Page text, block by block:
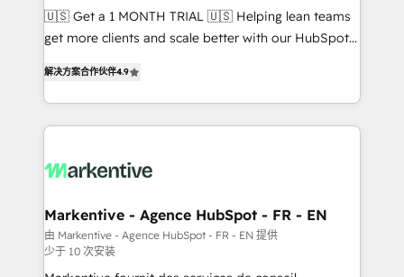
Build high-performing websites with UX, messaging,
& conversion strategy that drive results. 🤖AI
AI, & maximize AEO with tailored AI services. 🧩
Integrations: Extend HubSpot with custom
🇺🇸 Get a 1 MONTH TRIAL 🇺🇸 Helping lean teams
get more clients and scale better with our HubSpot
Work With 🚀 We help lean, growing companies: -
Win more business - Reduce no-shows - Improve
lead & deal conversion rates - Scale with less
What do you get? 🤓 Our client's are too busy to
Personal Consultant + Tech Team to handle the
heavy lifting of mapping out AND building your ideal
system. + Get best practices and 'don't know what
解决方案合作伙伴4.9
Markentive - Agence HubSpot - FR - EN
由 Markentive - Agence HubSpot - FR - EN 提供
少于 10 次安装